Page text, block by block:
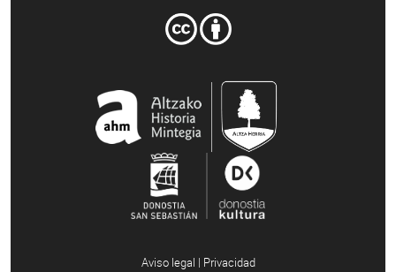
Aviso legal | Privacidad